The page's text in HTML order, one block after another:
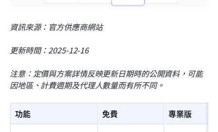
資訊來源：官方供應商網站
更新時間：2025-12-16
注意：定價與方案詳情反映更新日期時的公開資料，可能
因地區、計費週期及代理人數量而有所不同。
功能 免費 專業版